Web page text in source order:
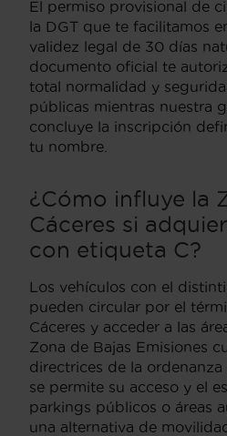
El permiso provisional de
la DGT que te facilitamos
validez legal de 30 días
documento oficial te
total normalidad y
públicas mientras nuestra
concluye la inscripción
tu nombre.
¿Cómo influye la
Cáceres si
con etiqueta C?
Los vehículos con el
pueden circular por el
Cáceres y acceder a las
Zona de Bajas Emisiones
directrices de la ordenanza
se permite su acceso y el
parkings públicos o áreas
una alternativa de